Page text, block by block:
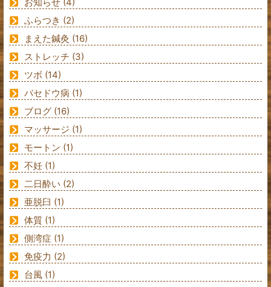
ふらつき (2)
まえた鍼灸 (16)
ストレッチ (3)
ツボ (14)
バセドウ病 (1)
ブログ (16)
マッサージ (1)
モートン (1)
不妊 (1)
二日酔い (2)
亜脱臼 (1)
体質 (1)
側湾症 (1)
免疫力 (2)
台風 (1)